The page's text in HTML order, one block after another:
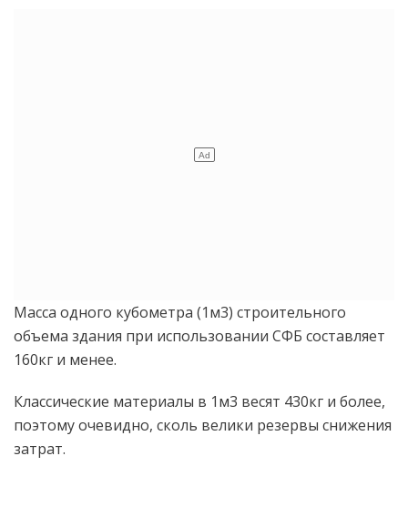
Масса одного кубометра (1м3) строительного
объема здания при использовании СФБ составляет
160кг и менее.
Классические материалы в 1м3 весят 430кг и более,
поэтому очевидно, сколь велики резервы снижения
затрат.